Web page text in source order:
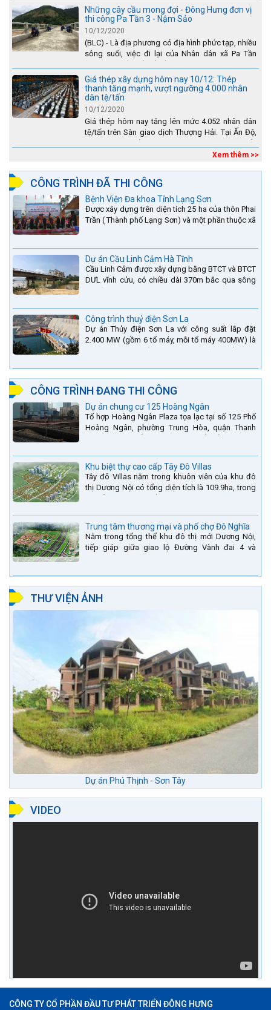
Lào Cai.
Những cây cầu mong đợi - Đông Hưng đơn vị
thi công Pa Tần 3 - Nậm Sảo
10/12/2020
(BLC) - Là địa phương có địa hình phức tạp, nhiều
sông suối, việc đi lại của Nhân dân xã Pa Tần
lũ....
Giá thép xây dựng hôm nay 10/12: Thép
thanh tăng mạnh, vượt ngưỡng 4.000 nhân
dân tệ/tấn
10/12/2020
Giá thép hôm nay tăng lên mức 4.052 nhân dân
tệ/tấn trên Sàn giao dịch Thượng Hải. Tại Ấn Độ,
Xem thêm >>
CÔNG TRÌNH ĐÃ THI CÔNG
Bệnh Viện Đa khoa Tỉnh Lạng Sơn
Được xây dựng trên diện tích 25 ha của thôn Phai
Trần ( Thành phố Lạng Sơn) và một phần thuộc xã
Dự án Cầu Linh Cảm Hà Tĩnh
Cầu Linh Cảm được xây dựng bằng BTCT và BTCT
DƯL vĩnh cửu, có chiều dài 370m bắc qua sông
Công trình thuỷ điện Sơn La
Dự án Thủy điện Sơn La với công suất lắp đặt
2.400 MW (gồm 6 tổ máy, mỗi tổ máy 400MW) là
CÔNG TRÌNH ĐANG THI CÔNG
Dự án chung cư 125 Hoàng Ngân
Tổ hợp Hoàng Ngân Plaza tọa lạc tại số 125 Phố
Hoàng Ngân, phường Trung Hòa, quận Thanh
Khu biệt thự cao cấp Tây Đô Villas
Tây đô Villas nằm trong khuôn viên của khu đô
thị Dương Nội có tổng diện tích là 109.9ha, trong
Trung tâm thương mại và phố chợ Đô Nghĩa
Nằm trong tổng thể khu đô thị mới Dương Nội,
tiếp giáp giữa giao lộ Đường Vành đai 4 và
THƯ VIỆN ẢNH
Dự án Phú Thịnh - Sơn Tây
VIDEO
CÔNG TY CỔ PHẦN ĐẦU TƯ PHÁT TRIỂN ĐÔNG HƯNG